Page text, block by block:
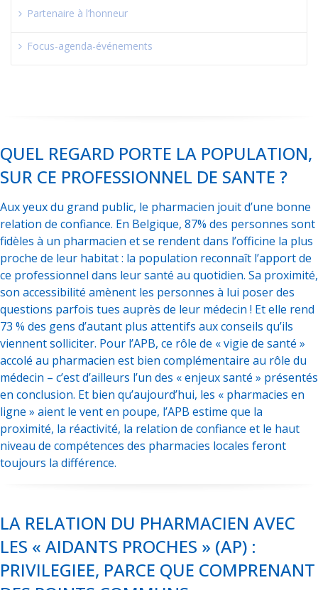
Partenaire à l’honneur
Focus-agenda-événements
QUEL REGARD PORTE LA POPULATION,
SUR CE PROFESSIONNEL DE SANTE ?
Aux yeux du grand public, le pharmacien jouit d’une bonne
relation de confiance. En Belgique, 87% des personnes sont
fidèles à un pharmacien et se rendent dans l’officine la plus
proche de leur habitat : la population reconnaît l’apport de
ce professionnel dans leur santé au quotidien. Sa proximité,
son accessibilité amènent les personnes à lui poser des
questions parfois tues auprès de leur médecin ! Et elle rend
73 % des gens d’autant plus attentifs aux conseils qu’ils
viennent solliciter. Pour l’APB, ce rôle de « vigie de santé »
accolé au pharmacien est bien complémentaire au rôle du
médecin – c’est d’ailleurs l’un des « enjeux santé » présentés
en conclusion. Et bien qu’aujourd’hui, les « pharmacies en
ligne » aient le vent en poupe, l’APB estime que la
proximité, la réactivité, la relation de confiance et le haut
niveau de compétences des pharmacies locales feront
toujours la différence.
LA RELATION DU PHARMACIEN AVEC
LES « AIDANTS PROCHES » (AP) :
PRIVILEGIEE, PARCE QUE COMPRENANT